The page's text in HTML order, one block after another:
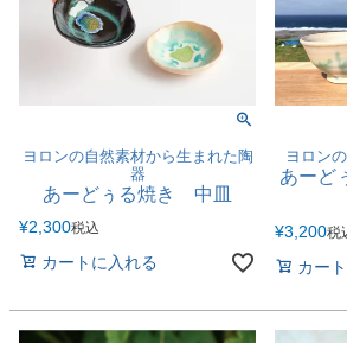
ヨロンの自然素材から生まれた陶
器
あーどぅる焼き 中皿
¥2,300税込
カートに入れる
ヨロン
あーど
¥3,200税
カー